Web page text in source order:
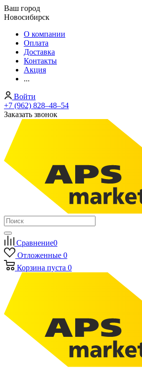
Ваш город
Новосибирск
О компании
Оплата
Доставка
Контакты
Акция
...
Войти
+7 (962) 828‒48‒54
Заказать звонок
Сравнение0
Отложенные 0
Корзина пуста 0